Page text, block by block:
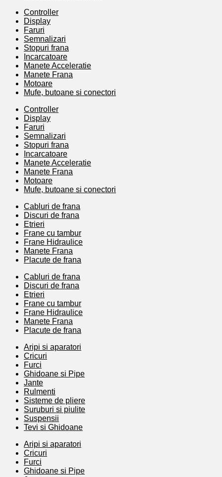
Controller
Display
Faruri
Semnalizari
Stopuri frana
Incarcatoare
Manete Acceleratie
Manete Frana
Motoare
Mufe, butoane si conectori
Controller
Display
Faruri
Semnalizari
Stopuri frana
Incarcatoare
Manete Acceleratie
Manete Frana
Motoare
Mufe, butoane si conectori
Cabluri de frana
Discuri de frana
Etrieri
Frane cu tambur
Frane Hidraulice
Manete Frana
Placute de frana
Cabluri de frana
Discuri de frana
Etrieri
Frane cu tambur
Frane Hidraulice
Manete Frana
Placute de frana
Aripi si aparatori
Cricuri
Furci
Ghidoane si Pipe
Jante
Rulmenti
Sisteme de pliere
Suruburi si piulite
Suspensii
Tevi si Ghidoane
Aripi si aparatori
Cricuri
Furci
Ghidoane si Pipe